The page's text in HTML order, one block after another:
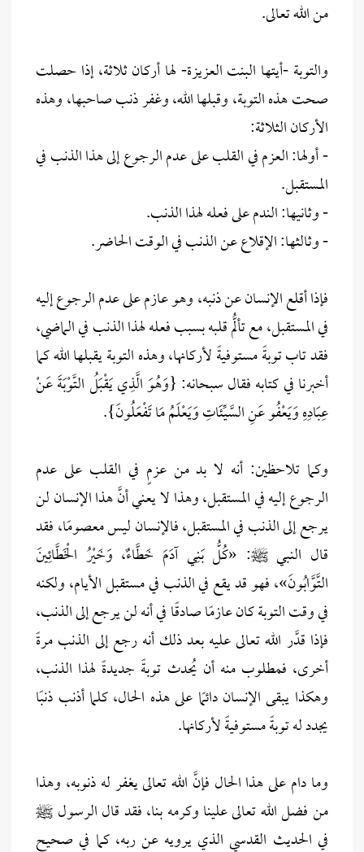
من الله تعالى.
والتوبة -أيتها البنت العزيزة- لها أركان ثلاثة، إذا حصلت
صحت هذه التوبة، وقبلها الله، وغفر ذنب صاحبها، وهذه
الأركان الثلاثة:
- أولها: العزم في القلب على عدم الرجوع إلى هذا الذنب في
المستقبل.
- وثانيها: الندم على فعله لهذا الذنب.
- وثالثها: الإقلاع عن الذنب في الوقت الحاضر.
فإذا أقلع الإنسان عن ذنبه، وهو عازم على عدم الرجوع إليه
في المستقبل، مع تألُّم قلبه بسبب فعله لهذا الذنب في الماضي،
فقد تاب توبةً مستوفيةً لأركانها، وهذه التوبة يقبلها الله كما
أخبرنا في كتابه فقال سبحانه: {وَهُوَ الَّذِي يَقْبَلُ التَّوْبَةَ عَنْ
عِبَادِهِ وَيَعْفُو عَنِ السَّيِّئَاتِ وَيَعْلَمُ مَا تَفْعَلُونَ}.
وكما تلاحظين: أنه لا بد من عزمٍ في القلب على عدم
الرجوع إليه في المستقبل، وهذا لا يعني أنَّ هذا الإنسان لن
يرجع إلى الذنب في المستقبل، فالإنسان ليس معصومًا، فقد
قال النبي ﷺ: «كُلُّ بَنِي آدَمَ خَطَّاءٌ، وَخَيْرُ الْخَطَّائِينَ
التَّوَّابُونَ»، فهو قد يقع في الذنب في مستقبل الأيام، ولكنه
في وقت التوبة كان عازمًا صادقًا في أنه لن يرجع إلى الذنب،
فإذا قدَّر الله تعالى عليه بعد ذلك أنه رجع إلى الذنب مرةً
أخرى، فمطلوب منه أن يُحدث توبةً جديدةً لهذا الذنب،
وهكذا يبقى الإنسان دائمًا على هذه الحال، كلما أذنب ذنبًا
يجدد له توبةً مستوفيةً لأركانها.
وما دام على هذا الحال فإنَّ الله تعالى يغفر له ذنوبه، وهذا
من فضل الله تعالى علينا وكرمه بنا، فقد قال الرسول ﷺ
في الحديث القدسي الذي يرويه عن ربه، كما في صحيح